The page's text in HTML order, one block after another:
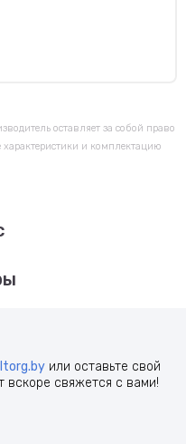
оставляет за собой право
и комплектацию
или оставьте свой
свяжется с вами!